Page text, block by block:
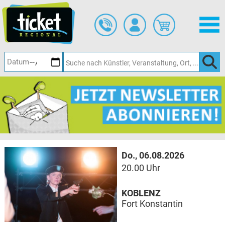
Hauptinhalt
springen
Do., 06.08.2026
20.00 Uhr
KOBLENZ
Fort Konstantin